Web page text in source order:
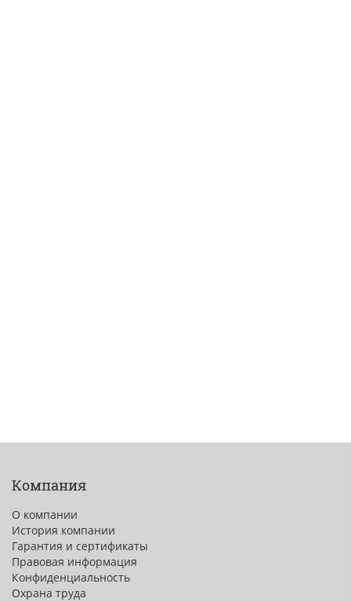
Компания
О компании
История компании
Гарантия и сертификаты
Правовая информация
Конфиденциальность
Охрана труда